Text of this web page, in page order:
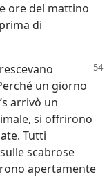
ore del mattino
di
un giorno
arrivò un
si offrirono
Tutti
scabrose
apertamente